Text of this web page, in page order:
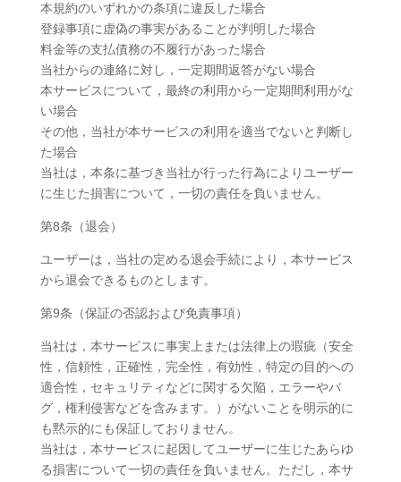
本規約のいずれかの条項に違反した場合
登録事項に虚偽の事実があることが判明した場合
料金等の支払債務の不履行があった場合
当社からの連絡に対し，一定期間返答がない場合
本サービスについて，最終の利用から一定期間利用がな
い場合
その他，当社が本サービスの利用を適当でないと判断し
た場合
当社は，本条に基づき当社が行った行為によりユーザー
に生じた損害について，一切の責任を負いません。
第8条（退会）
ユーザーは，当社の定める退会手続により，本サービス
から退会できるものとします。
第9条（保証の否認および免責事項）
当社は，本サービスに事実上または法律上の瑕疵（安全
性，信頼性，正確性，完全性，有効性，特定の目的への
適合性，セキュリティなどに関する欠陥，エラーやバ
グ，権利侵害などを含みます。）がないことを明示的に
も黙示的にも保証しておりません。
当社は，本サービスに起因してユーザーに生じたあらゆ
る損害について一切の責任を負いません。ただし，本サ